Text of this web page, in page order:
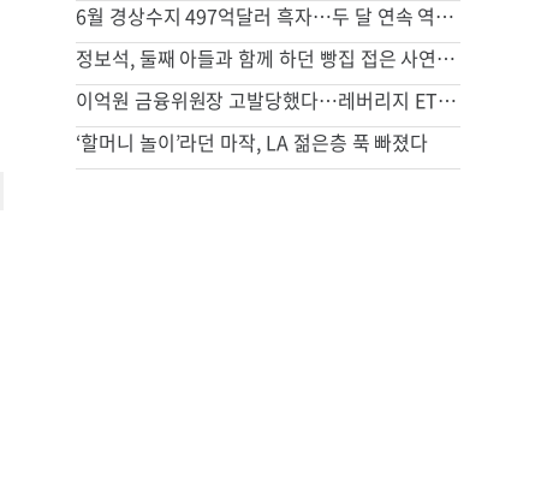
6월 경상수지 497억달러 흑자…두 달 연속 역대 최대
정보석, 둘째 아들과 함께 하던 빵집 접은 사연 공개
이억원 금융위원장 고발당했다…레버리지 ETF 직무유기 혐의
‘할머니 놀이’라던 마작, LA 젊은층 푹 빠졌다